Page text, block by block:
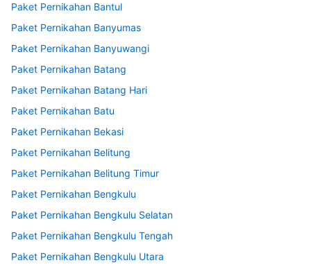
Paket Pernikahan Bantul
Paket Pernikahan Banyumas
Paket Pernikahan Banyuwangi
Paket Pernikahan Batang
Paket Pernikahan Batang Hari
Paket Pernikahan Batu
Paket Pernikahan Bekasi
Paket Pernikahan Belitung
Paket Pernikahan Belitung Timur
Paket Pernikahan Bengkulu
Paket Pernikahan Bengkulu Selatan
Paket Pernikahan Bengkulu Tengah
Paket Pernikahan Bengkulu Utara